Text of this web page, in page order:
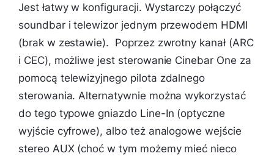
Jest łatwy w konfiguracji. Wystarczy połączyć
soundbar i telewizor jednym przewodem HDMI
(brak w zestawie). Poprzez zwrotny kanał (ARC
i CEC), możliwe jest sterowanie Cinebar One za
pomocą telewizyjnego pilota zdalnego
sterowania. Alternatywnie można wykorzystać
do tego typowe gniazdo Line-In (optyczne
wyjście cyfrowe), albo też analogowe wejście
stereo AUX (choć w tym możemy mieć nieco